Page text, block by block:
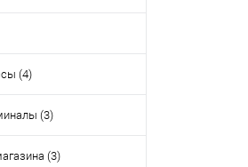
(4)
(3)
(3)